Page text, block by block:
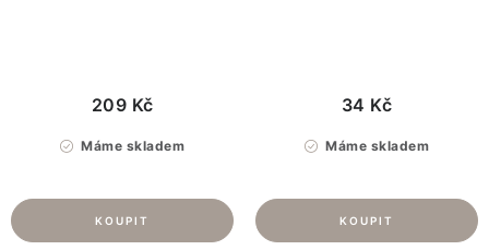
Máme skladem
209 Kč
Máme skladem
34 Kč